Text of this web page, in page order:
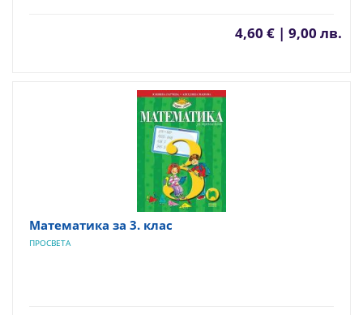
4,60 € | 9,00 лв.
Математика за 3. клас
ПРОСВЕТА